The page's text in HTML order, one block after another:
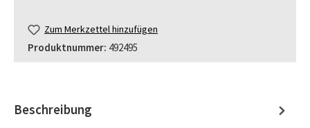
Zum Merkzettel hinzufügen
Produktnummer: 492495
Beschreibung